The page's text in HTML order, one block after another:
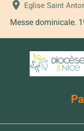
Eglise Saint
Messe dominicale.